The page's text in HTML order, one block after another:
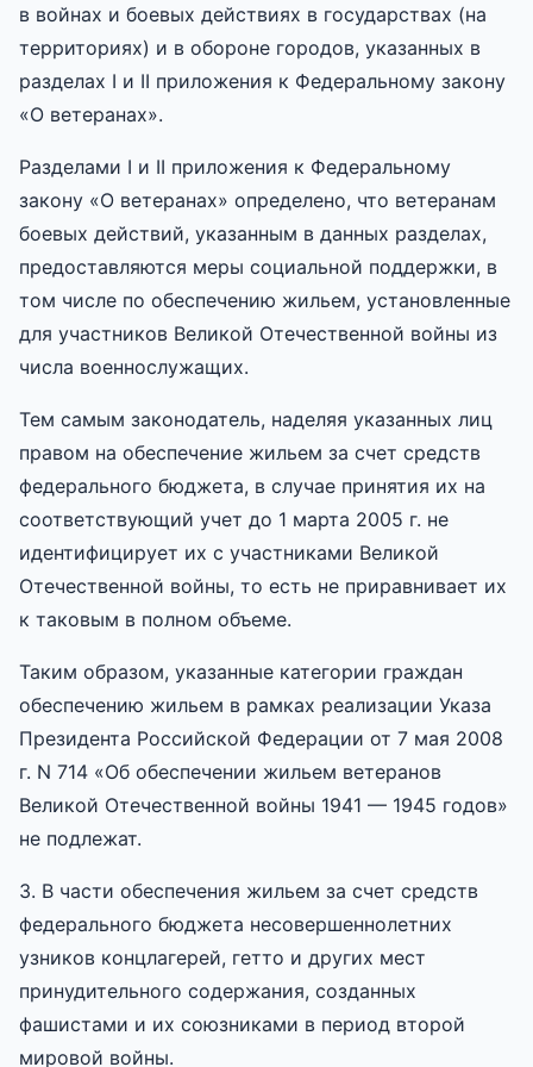
в войнах и боевых действиях в государствах (на
территориях) и в обороне городов, указанных в
разделах I и II приложения к Федеральному закону
«О ветеранах».
Разделами I и II приложения к Федеральному
закону «О ветеранах» определено, что ветеранам
боевых действий, указанным в данных разделах,
предоставляются меры социальной поддержки, в
том числе по обеспечению жильем, установленные
для участников Великой Отечественной войны из
числа военнослужащих.
Тем самым законодатель, наделяя указанных лиц
правом на обеспечение жильем за счет средств
федерального бюджета, в случае принятия их на
соответствующий учет до 1 марта 2005 г. не
идентифицирует их с участниками Великой
Отечественной войны, то есть не приравнивает их
к таковым в полном объеме.
Таким образом, указанные категории граждан
обеспечению жильем в рамках реализации Указа
Президента Российской Федерации от 7 мая 2008
г. N 714 «Об обеспечении жильем ветеранов
Великой Отечественной войны 1941 — 1945 годов»
не подлежат.
3. В части обеспечения жильем за счет средств
федерального бюджета несовершеннолетних
узников концлагерей, гетто и других мест
принудительного содержания, созданных
фашистами и их союзниками в период второй
мировой войны.